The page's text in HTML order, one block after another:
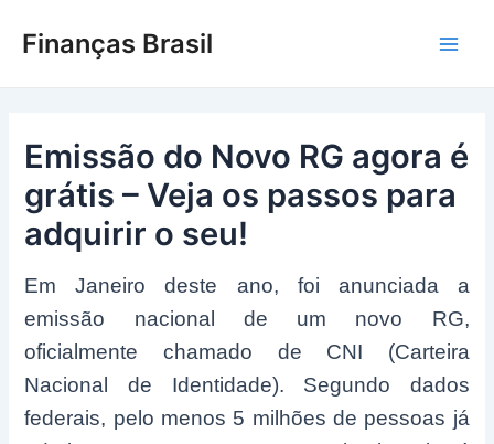
paraFinanças Brasil
Emissão do Novo RG agora é
grátis – Veja os passos para
adquirir o seu!
Em Janeiro deste ano, foi anunciada a
emissão nacional de um novo RG,
oficialmente chamado de CNI (Carteira
Nacional de Identidade). Segundo dados
federais, pelo menos 5 milhões de pessoas já